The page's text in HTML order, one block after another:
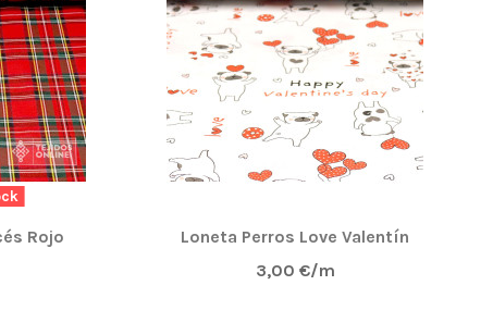
Rojo
Loneta Perros Love Valentín
3,00 €/m